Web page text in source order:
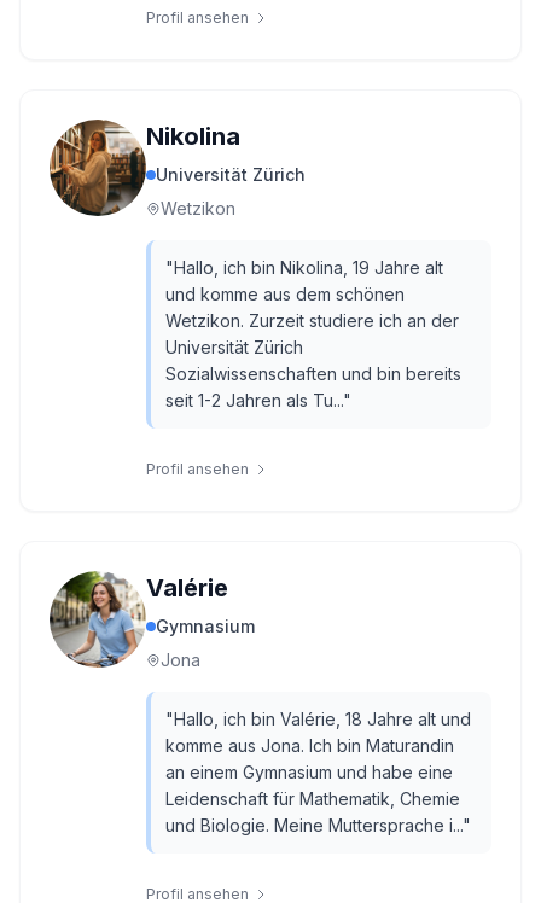
Profil ansehen
Nikolina
Universität Zürich
Wetzikon
"Hallo, ich bin Nikolina, 19 Jahre alt
und komme aus dem schönen
Wetzikon. Zurzeit studiere ich an der
Universität Zürich
Sozialwissenschaften und bin bereits
seit 1-2 Jahren als Tu..."
Profil ansehen
Valérie
Gymnasium
Jona
"Hallo, ich bin Valérie, 18 Jahre alt und
komme aus Jona. Ich bin Maturandin
an einem Gymnasium und habe eine
Leidenschaft für Mathematik, Chemie
und Biologie. Meine Muttersprache i..."
Profil ansehen